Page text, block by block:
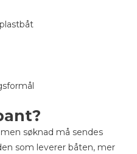
søknad må sendes
som leverer båten, mer